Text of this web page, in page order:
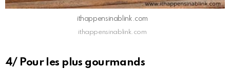
ithappensinablink.com
ithappensinablink.com
4/ Pour les plus gourmands